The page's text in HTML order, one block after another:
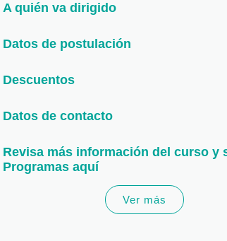
A quién va dirigido
Datos de postulación
Descuentos
Datos de contacto
Revisa más información del curso y
Programas aquí
Ver más